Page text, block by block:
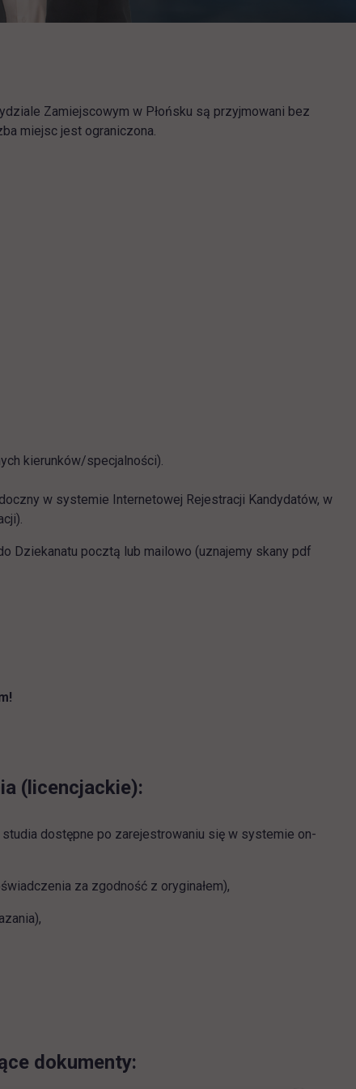
Zamiejscowym w Płońsku są przyjmowani bez
miejsc jest ograniczona.
kierunków/specjalności).
w systemie Internetowej Rejestracji Kandydatów, w
Dziekanatu pocztą lub mailowo (uznajemy skany pdf
(licencjackie):
dostępne po zarejestrowaniu się w systemie on-
za zgodność z oryginałem),
dokumenty: